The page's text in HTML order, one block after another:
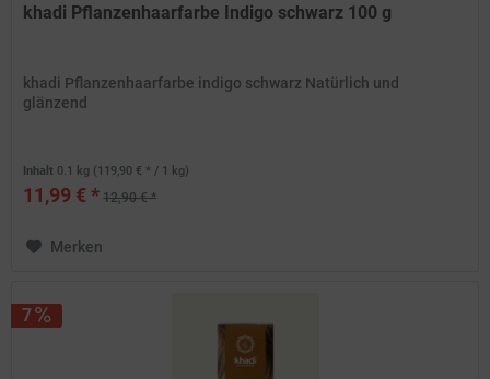
khadi Pflanzenhaarfarbe Indigo schwarz 100 g
khadi Pflanzenhaarfarbe indigo schwarz Natürlich und
glänzend
Inhalt 0.1 kg (119,90 € * / 1 kg)
11,99 € * 12,90 € *
Merken
7